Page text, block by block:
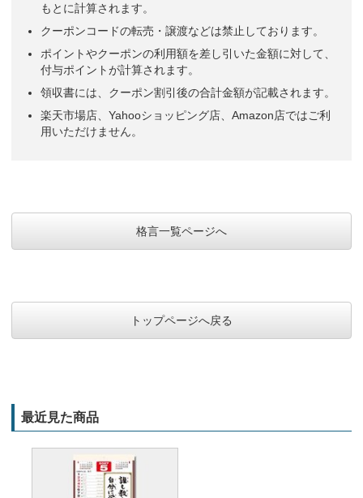
もとに計算されます。
クーポンコードの転売・譲渡などは禁止しております。
ポイントやクーポンの利用額を差し引いた金額に対して、
付与ポイントが計算されます。
領収書には、クーポン割引後の合計金額が記載されます。
楽天市場店、Yahooショッピング店、Amazon店ではご利
用いただけません。
格言一覧ページへ
トップページへ戻る
最近見た商品